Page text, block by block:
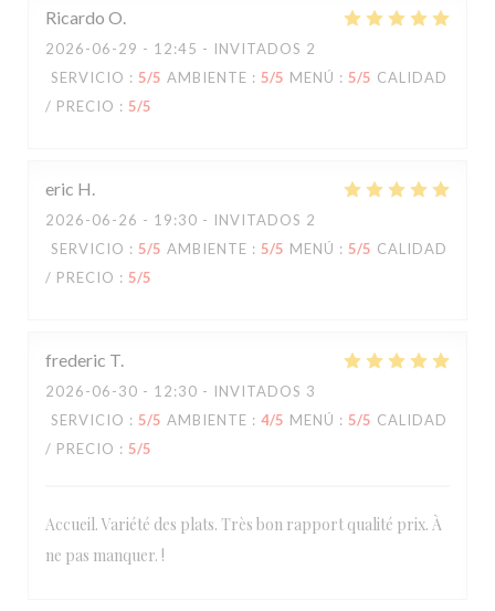
Ricardo O
2026-06-29 - 12:45 - INVITADOS 2
SERVICIO : 5/5 AMBIENTE : 5/5 MENÚ : 5/5 CALIDAD
/ PRECIO : 5/5
eric H
2026-06-26 - 19:30 - INVITADOS 2
SERVICIO : 5/5 AMBIENTE : 5/5 MENÚ : 5/5 CALIDAD
/ PRECIO : 5/5
frederic T
2026-06-30 - 12:30 - INVITADOS 3
SERVICIO : 5/5 AMBIENTE : 4/5 MENÚ : 5/5 CALIDAD
/ PRECIO : 5/5
Accueil. Variété des plats. Très bon rapport qualité prix. À
ne pas manquer. !